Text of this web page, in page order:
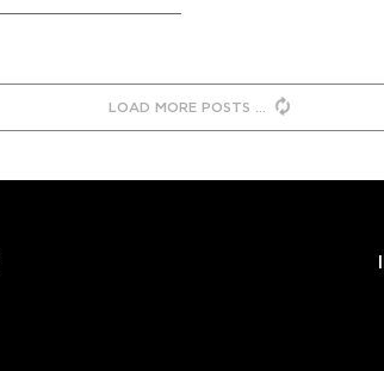
LOAD MORE POSTS